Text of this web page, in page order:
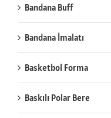
Bandana Buff
Bandana İmalatı
Basketbol Forma
Baskılı Polar Bere